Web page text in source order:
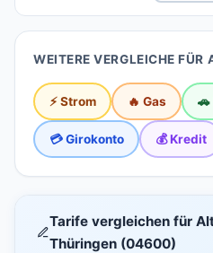
WEITERE VERGLEICHE FÜR
⚡ Strom 🔥 Gas 🚗
💳 Girokonto 💰 Kredit
Tarife vergleichen für
Thüringen (04600)